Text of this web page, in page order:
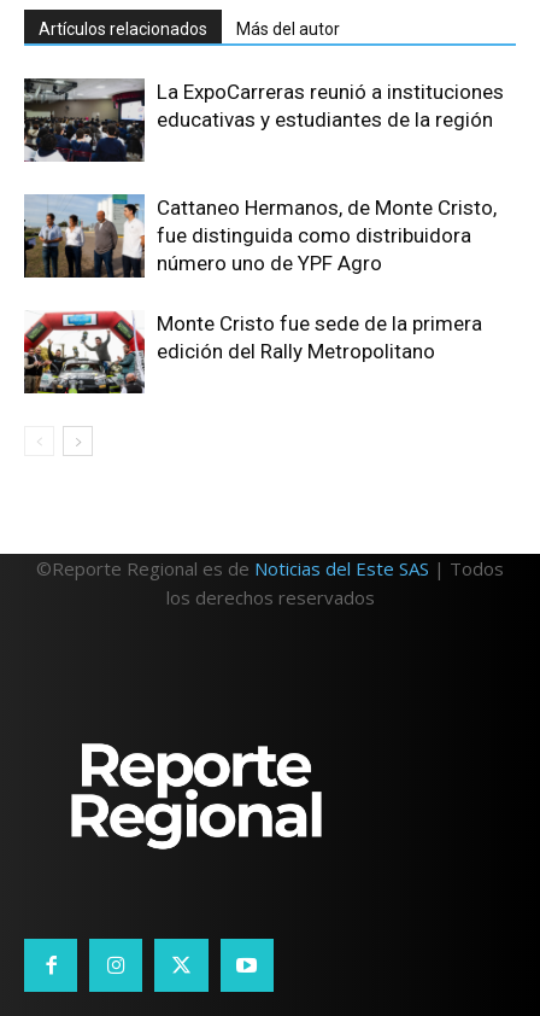
Artículos relacionados Más del autor
La ExpoCarreras reunió a instituciones
educativas y estudiantes de la región
Cattaneo Hermanos, de Monte Cristo,
fue distinguida como distribuidora
número uno de YPF Agro
Monte Cristo fue sede de la primera
edición del Rally Metropolitano
©Reporte Regional es de Noticias del Este SAS | Todos
los derechos reservados